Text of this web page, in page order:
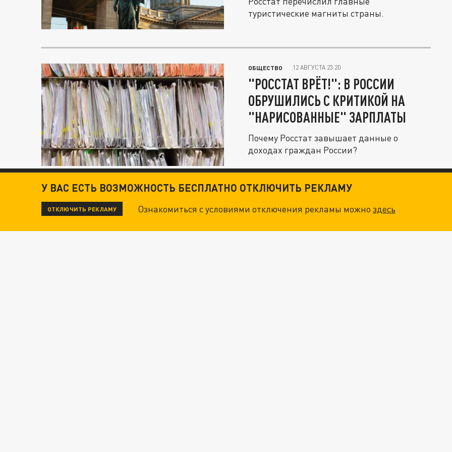
туристические магниты страны.
ОБЩЕСТВО 12 АВГУСТА 23:20
"РОССТАТ ВРЁТ!": В РОССИИ
ОБРУШИЛИСЬ С КРИТИКОЙ НА
"НАРИСОВАННЫЕ" ЗАРПЛАТЫ
Почему Росстат завышает данные о
доходах граждан России?
У ВАС ЕСТЬ ВОЗМОЖНОСТЬ БЕСПЛАТНО ОТКЛЮЧИТЬ РЕКЛАМУ
ОТКЛЮЧИТЬ РЕКЛАМУ Ознакомиться с условиями отключения рекламы можноздесь